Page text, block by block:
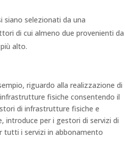
siano selezionati da una
di cui almeno due provenienti da
alto.
riguardo alla realizzazione di
fisiche consentendo il
di infrastrutture fisiche e
introduce per i gestori di servizi di
tutti i servizi in abbonamento